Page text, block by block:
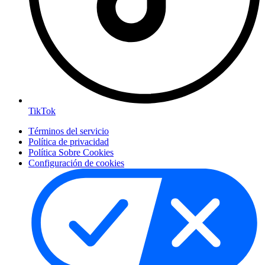
TikTok
Términos del servicio
Política de privacidad
Política Sobre Cookies
Configuración de cookies